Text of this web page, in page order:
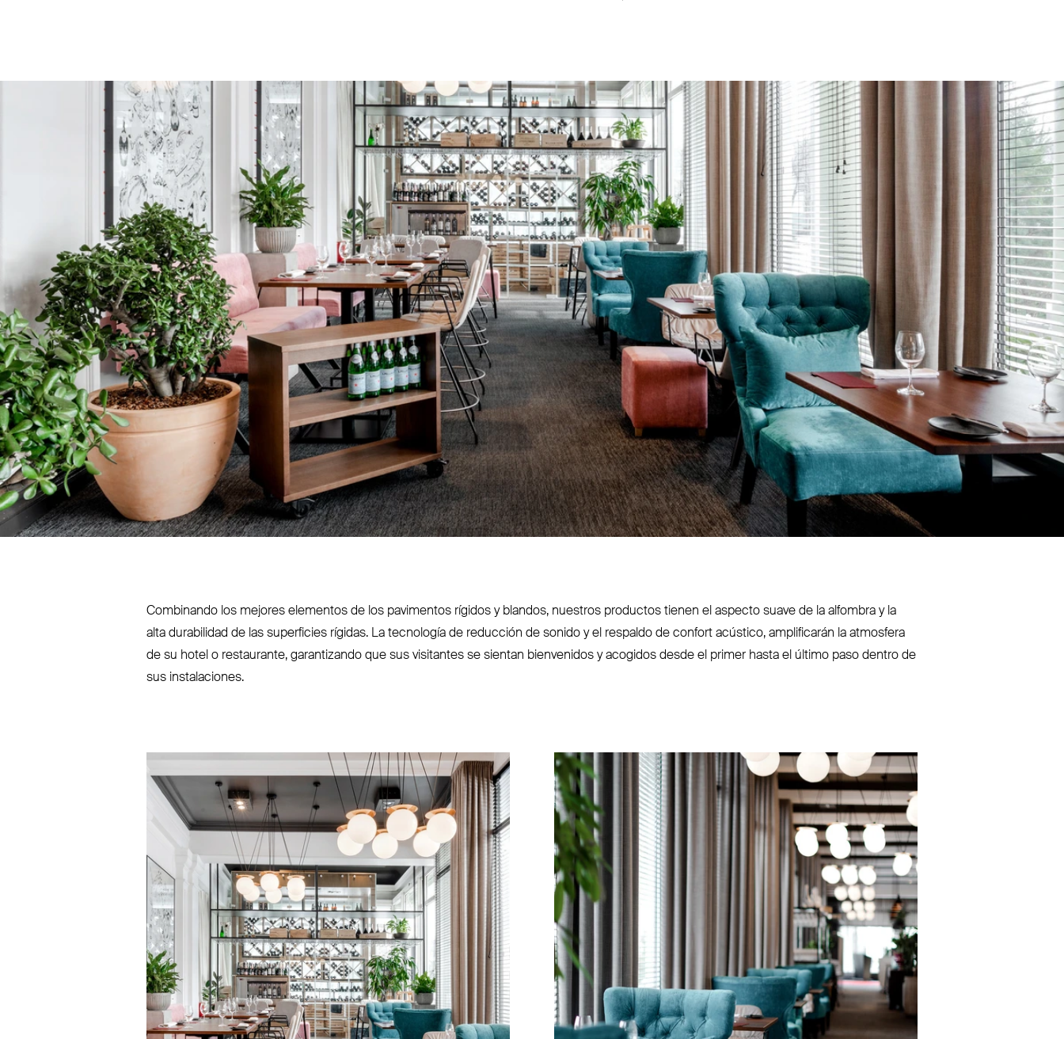
Com­binando los mejores elementos de los pavimentos rígidos y blandos, nuestros productos tienen el aspecto suave de la alfombra y la
alta dura­bilidad de las superficies rígidas. La tec­nología de reducción de sonido y el respaldo de confort acústico, ampli­ficarán la atmosfera
de su hotel o res­taurante, garan­tizando que sus visitantes se sientan bien­venidos y acogidos desde el primer hasta el último paso dentro de
sus instalaciones.